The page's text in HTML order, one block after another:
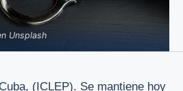
Unsplash
(ICLEP). Se mantiene hoy